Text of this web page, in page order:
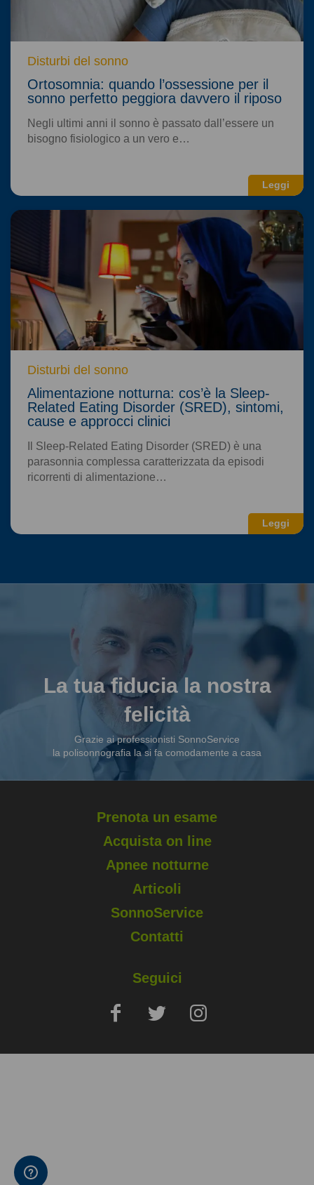
Leggi
Disturbi del sonno
Ortosomnia: quando l’ossessione per il
sonno perfetto peggiora davvero il riposo
Negli ultimi anni il sonno è passato dall’essere un
bisogno fisiologico a un vero e…
Leggi
Disturbi del sonno
Alimentazione notturna: cos’è la Sleep-
Related Eating Disorder (SRED), sintomi,
cause e approcci clinici
Il Sleep-Related Eating Disorder (SRED) è una
parasonnia complessa caratterizzata da episodi
ricorrenti di alimentazione…
La tua fiducia la nostra
felicità
Grazie ai professionisti SonnoService
la polisonnografia la si fa comodamente a casa
Prenota un esame
Acquista on line
Apnee notturne
Articoli
SonnoService
Contatti
Seguici